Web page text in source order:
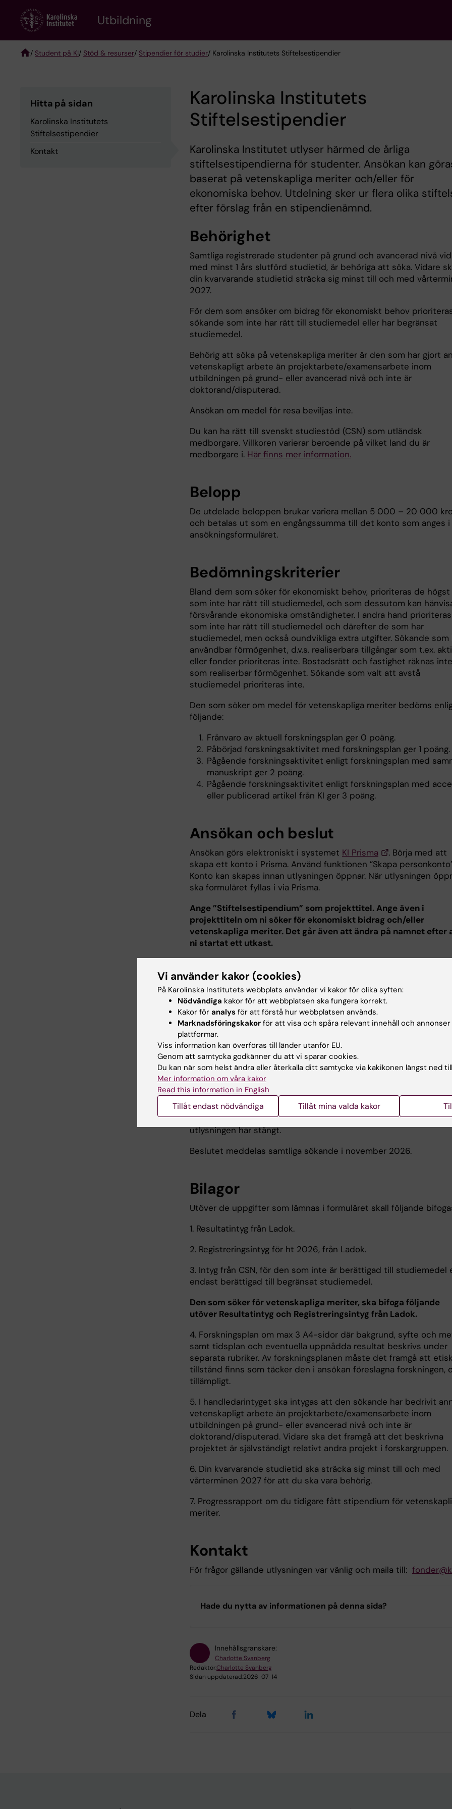
content
Utbildning
/ Student på KI/ Stöd & resurser/ Stipendier för studier/ Karolinska Institutets Stiftelsestipendier
Hitta på sidan
Karolinska Institutets
Stiftelsestipendier
Kontakt
Karolinska Institutets
Stiftelsestipendier
Karolinska Institutet utlyser härmed de årliga
stiftelsestipendierna för studenter. Ansökan kan
baserat på vetenskapliga meriter och/eller för
ekonomiska behov. Utdelning sker ur flera olika
efter förslag från en stipendienämnd.
Behörighet
Samtliga registrerade studenter på grund och avancerad nivå vid
med minst 1 års slutförd studietid, är behöriga att söka. Vidare
din kvarvarande studietid sträcka sig minst till och med
2027.
För dem som ansöker om bidrag för ekonomiskt behov
sökande som inte har rätt till studiemedel eller har begränsat
studiemedel.
Behörig att söka på vetenskapliga meriter är den som har gjort
vetenskapligt arbete än projektarbete/examensarbete inom
utbildningen på grund- eller avancerad nivå och inte är
doktorand/disputerad.
Ansökan om medel för resa beviljas inte.
Du kan ha rätt till svenskt studiestöd (CSN) som utländsk
medborgare. Villkoren varierar beroende på vilket land du är
medborgare i. Här finns mer information.
Belopp
De utdelade beloppen brukar variera mellan 5 000 – 20 000
och betalas ut som en engångssumma till det konto som anges i
ansökningsformuläret.
Bedömningskriterier
Bland dem som söker för ekonomiskt behov, prioriteras de högst
som inte har rätt till studiemedel, och som dessutom kan
försvårande ekonomiska omständigheter. I andra hand
som inte har rätt till studiemedel och därefter de som har
studiemedel, men också oundvikliga extra utgifter. Sökande som
användbar förmögenhet, d.v.s. realiserbara tillgångar som t.ex.
eller fonder prioriteras inte. Bostadsrätt och fastighet räknas inte
som realiserbar förmögenhet. Sökande som valt att avstå
studiemedel prioriteras inte.
Den som söker om medel för vetenskapliga meriter bedöms
följande:
Frånvaro av aktuell forskningsplan ger 0 poäng.
Påbörjad forskningsaktivitet med forskningsplan ger 1 poäng.
Pågående forskningsaktivitet enligt forskningsplan med
manuskript ger 2 poäng.
Pågående forskningsaktivitet enligt forskningsplan med
eller publicerad artikel från KI ger 3 poäng.
Ansökan och beslut
Ansökan görs elektroniskt i systemet KI Prisma
. Börja med att
skapa ett konto i Prisma. Använd funktionen ”Skapa
Konto kan skapas innan utlysningen öppnar. När utlysningen
ska formuläret fyllas i via Prisma.
Ange ”Stiftelsestipendium” som projekttitel. Ange även i
projekttiteln om ni söker för ekonomiskt bidrag och/eller
vetenskapliga meriter. Det går även att ändra på namnet efter
ni startat ett utkast.
FlikenMedelsförvaltaredär kan ni välja
FlikenMedverkandedär ska ni inte fylla i någonting.
Var noga med att bifoga all efterfrågad information och bilagor.
efterfrågad information saknas kan ansökan dessvärre inte
Ansökan kommer att hanteras konfidentiellt och läses endast av
stipendienämnden och handläggare vid det gemensamma
verksamhetsstödet.
Var noga med att ange bankens namn, clearing- och
kontonummer.
Ansökningsperioden
öppnar den 18 augusti och stänger den 29
september 2026, kl 14.00. Ansökan kan inte skickas in efter att
utlysningen har stängt.
Beslutet meddelas samtliga sökande i november 2026.
Bilagor
Utöver de uppgifter som lämnas i formuläret skall följande
1. Resultatintyg från Ladok.
2. Registreringsintyg för ht 2026, från Ladok.
3. Intyg från CSN, för den som inte är berättigad till studiemedel
endast berättigad till begränsat studiemedel.
Den som söker för vetenskapliga meriter, ska bifoga följande
utöver Resultatintyg och Registreringsintyg från Ladok.
4. Forskningsplan om max 3 A4-sidor där bakgrund, syfte och
samt tidsplan och eventuella uppnådda resultat beskrivs under
separata rubriker. Av forskningsplanen måste det framgå att etisk
tillstånd finns som täcker den i ansökan föreslagna forskningen,
tillämpligt.
5. I handledarintyget ska intygas att den sökande har bedrivit
vetenskapligt arbete än projektarbete/examensarbete inom
utbildningen på grund- eller avancerad nivå och inte är
doktorand/disputerad. Vidare ska det framgå att det beskrivna
projektet är självständigt relativt andra projekt i forskargruppen.
6. Din kvarvarande studietid ska sträcka sig minst till och med
vårterminen 2027 för att du ska vara behörig.
7. Progressrapport om du tidigare fått stipendium för
meriter.
Kontakt
För frågor gällande utlysningen var vänlig och maila till:
Hade du nytta av informationen på denna sida?
Innehållsgranskare:
Charlotte Svanberg
Redaktör:Charlotte Svanberg
Sidan uppdaterad:2026-07-14
Dela
Vi använder kakor (cookies)
På Karolinska Institutets webbplats använder vi kakor för olika syften:
Nödvändiga kakor för att webbplatsen ska fungera korrekt.
Kakor för analys för att förstå hur webbplatsen används.
Marknadsföringskakor för att visa och spåra relevant innehåll och
plattformar.
Viss information kan överföras till länder utanför EU.
Genom att samtycka godkänner du att vi sparar cookies.
Du kan när som helst ändra eller återkalla ditt samtycke via kakikonen längst ned
Mer information om våra kakor
Read this information in English
Tillåt endast nödvändiga Tillåt mina valda kakor